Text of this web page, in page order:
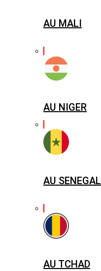
AU MALI
AU NIGER
AU SENEGAL
AU TCHAD